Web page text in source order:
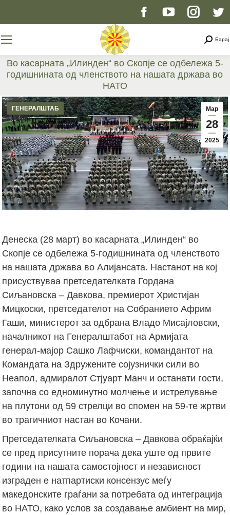
Facebook
opens
new
window
YouTube
opens
new
window
page
opens
new
window
Барај
Во касарната „Илинден“ во Скопје се одбележа 5-
годишнината од членството на нашата држава во
НАТО
You are here:
Мар
28
2025
ГЕНЕРАЛШТАБ
Денеска (28 март) во касарната „Илинден“ во
Скопје се одбележа 5-годишнината од членството
на нашата држава во Алијансата. Настанот на кој
присуствуваа претседателката Гордана
Сиљановска – Давкова, премиерот Христијан
Мицкоски, претседателот на Собранието Африм
Гаши, министерот за одбрана Владо Мисајловски,
началникот на Генералштабот на Армијата
генерал-мајор Сашко Лафчиски, командантот на
Командата на Здружените сојузнички сили во
Неапол, адмиралот Стјуарт Манч и останати гости,
започна со едноминутно молчење и истрелување
на плутони од 59 стрелци во спомен на 59-те жртви
во трагичниот настан во Кочани.
Претседателката Сиљановска – Давкова обраќајќи
се пред присутните порача дека уште од првите
години на нашата самостојност и независност
изграден е натпартиски консензус меѓу
македонските граѓани за потребата од интеграција
во НАТО, како услов за создавање амбиент на мир,